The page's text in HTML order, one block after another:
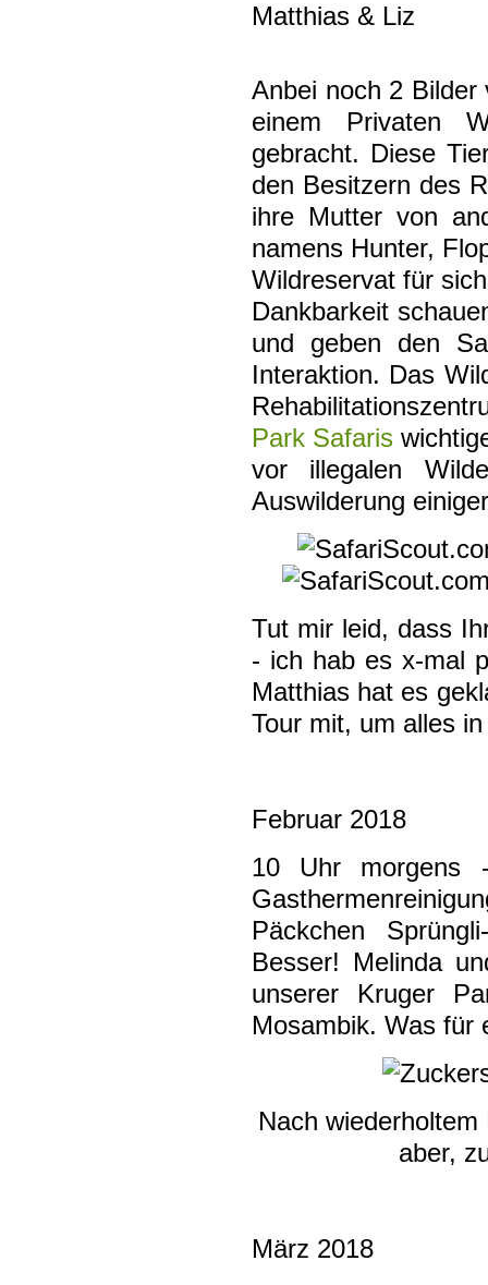
Matthias & Liz
Anbei noch 2 Bilder
einem Privaten
gebracht. Diese
den Besitzern des
ihre Mutter von
namens Hunter,
Wildreservat für
Dankbarkeit
und geben den
Interaktion. Das
Park Safaris
vor illegalen
Auswilderung
Tut mir leid, dass
- ich hab es x-mal
Matthias hat es
Tour mit, um alles
Februar 2018
10 Uhr morgens
Päckchen
Besser! Melinda
unserer Kruger
Mosambik. Was für
Nach
aber,
März 2018